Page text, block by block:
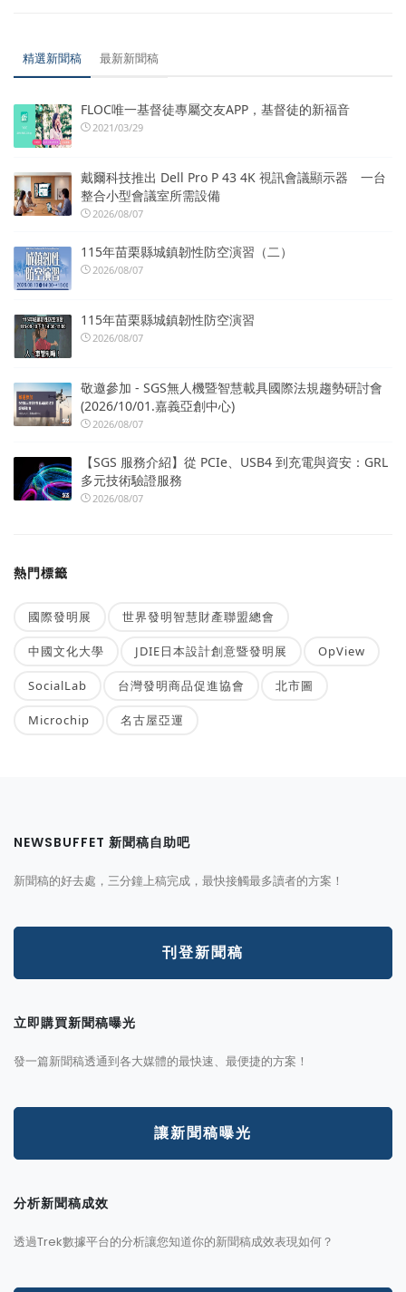
精選新聞稿 最新新聞稿
FLOC唯一基督徒專屬交友APP，基督徒的新福音
2021/03/29
戴爾科技推出 Dell Pro P 43 4K 視訊會議顯示器 一台
整合小型會議室所需設備
2026/08/07
115年苗栗縣城鎮韌性防空演習（二）
2026/08/07
115年苗栗縣城鎮韌性防空演習
2026/08/07
敬邀參加 - SGS無人機暨智慧載具國際法規趨勢研討會
(2026/10/01.嘉義亞創中心)
2026/08/07
【SGS 服務介紹】從 PCIe、USB4 到充電與資安：GRL
多元技術驗證服務
2026/08/07
熱門標籤
國際發明展 世界發明智慧財產聯盟總會
中國文化大學 JDIE日本設計創意暨發明展 OpView
SocialLab 台灣發明商品促進協會 北市圖
Microchip 名古屋亞運
NEWSBUFFET 新聞稿自助吧
新聞稿的好去處，三分鐘上稿完成，最快接觸最多讀者的方案！
刊登新聞稿
立即購買新聞稿曝光
發一篇新聞稿透通到各大媒體的最快速、最便捷的方案！
讓新聞稿曝光
分析新聞稿成效
透過Trek數據平台的分析讓您知道你的新聞稿成效表現如何？